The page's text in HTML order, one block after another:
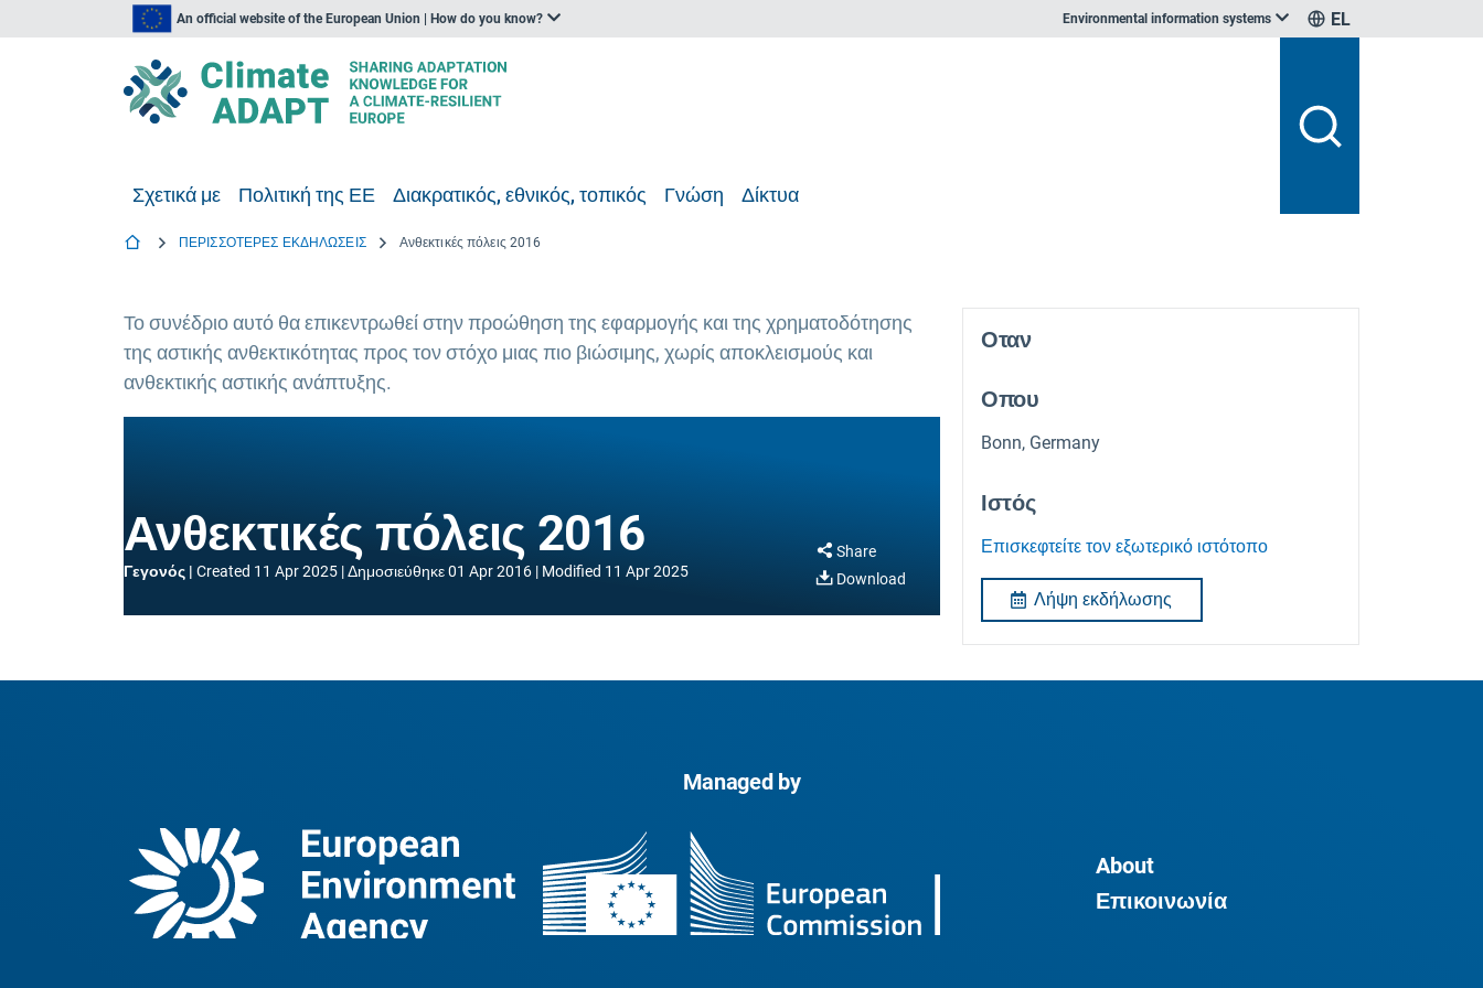
An official website of the European Union | How do you know? Environmental information systems EL
Σχετικά με Πολιτική της ΕΕ Διακρατικός, εθνικός, τοπικός Γνώση Δίκτυα
ΠΕΡΙΣΣΟΤΕΡΕΣ ΕΚΔΗΛΩΣΕΙΣ Ανθεκτικές πόλεις 2016
Το συνέδριο αυτό θα επικεντρωθεί στην προώθηση της εφαρμογής και της χρηματοδότησης
της αστικής ανθεκτικότητας προς τον στόχο μιας πιο βιώσιμης, χωρίς αποκλεισμούς και
ανθεκτικής αστικής ανάπτυξης.
Ανθεκτικές πόλεις 2016
Γεγονός Created 11 Apr 2025 Δημοσιεύθηκε01 Apr 2016 Modified 11 Apr 2025
Share
Download
Οταν
Οπου
Bonn, Germany
Ιστός
Επισκεφτείτε τον εξωτερικό ιστότοπο
Λήψη εκδήλωσης
Managed by
About
Επικοινωνία